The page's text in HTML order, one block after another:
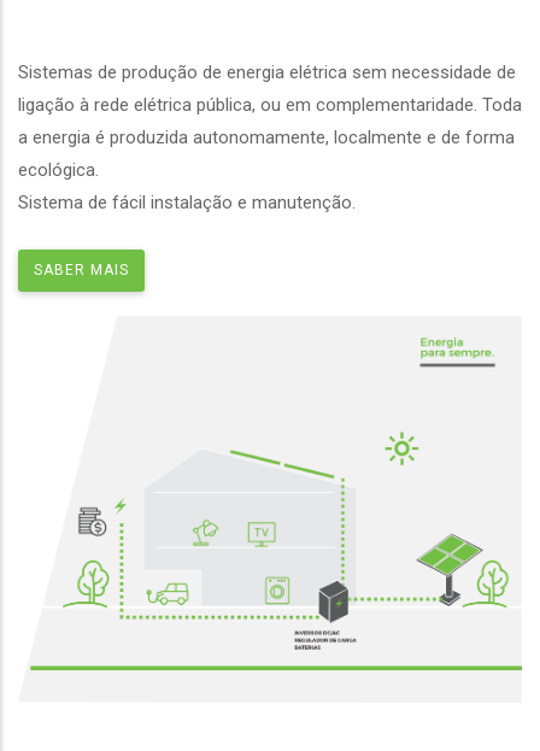
Sistemas de produção de energia elétrica sem necessidade de
ligação à rede elétrica pública, ou em complementaridade. Toda
a energia é produzida autonomamente, localmente e de forma
ecológica.
Sistema de fácil instalação e manutenção.
SABER MAIS